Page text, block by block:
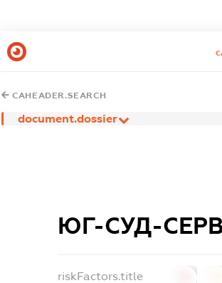
CAHEADER.SEARCH
document.dossier
ЮГ-СУД-
riskFactors.title